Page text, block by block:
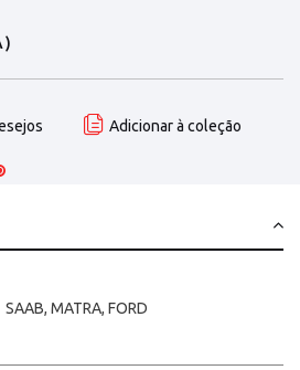
Adicionar à coleção
SAAB, MATRA, FORD